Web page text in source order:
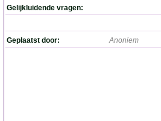
Gelijkluidende vragen:
Geplaatst door: Anoniem